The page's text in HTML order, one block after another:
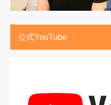
公式YouTube